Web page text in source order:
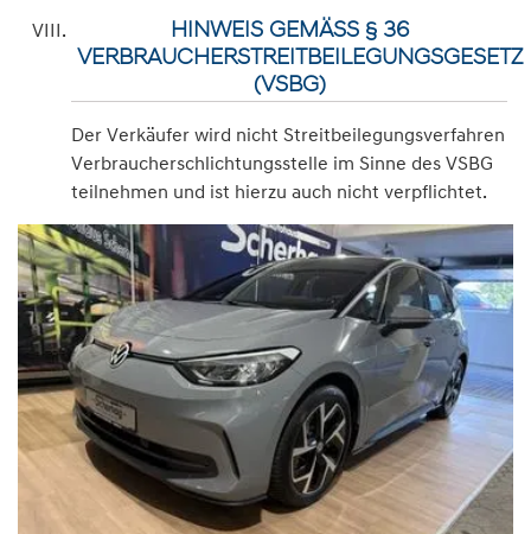
HINWEIS GEMÄSS § 36 V
ERBRAUCHERSTREITBEILEGUNGSGESETZ (
VSBG)
Der Verkäufer wird nicht Streitbeilegungsverfahren
Verbraucherschlichtungsstelle im Sinne des VSBG
teilnehmen und ist hierzu auch nicht verpflichtet.